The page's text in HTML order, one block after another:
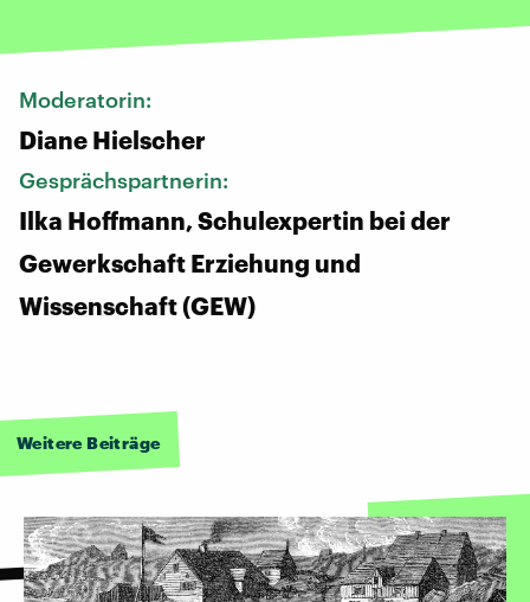
Moderatorin:
Diane Hielscher
Gesprächspartnerin:
Ilka Hoffmann, Schulexpertin bei der
Gewerkschaft Erziehung und
Wissenschaft (GEW)
Weitere Beiträge